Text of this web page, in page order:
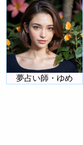
夢占い師・ゆめ